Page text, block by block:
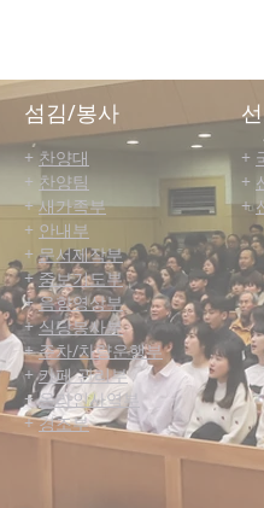
섬김/봉사
+ 찬양대
+ 찬양팀
+새가족부
+ 안내부
+문서제작부
+중보기도부
+음향영상부
+식당봉사부
+주차/차량운행부
+카페 관리부
+온라인사역부
+경조부
+
+
+